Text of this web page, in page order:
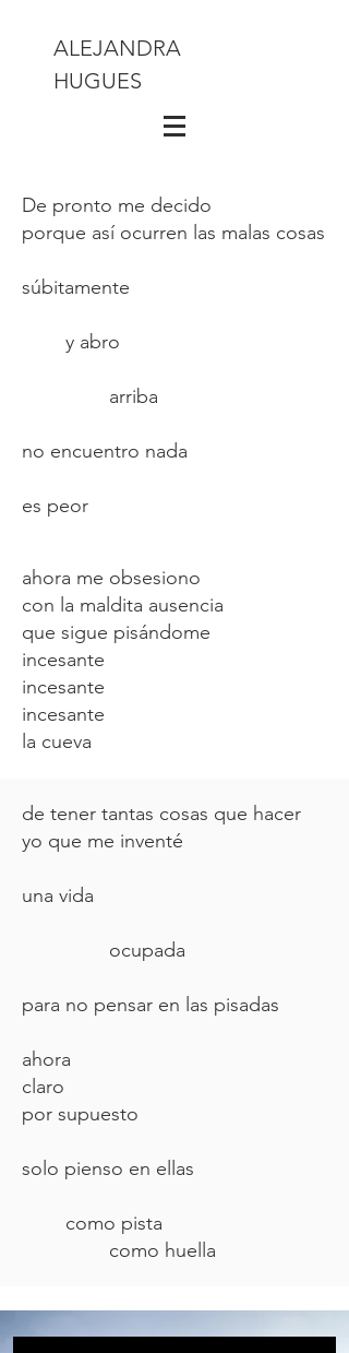
ALEJANDRA
HUGUES
De pronto me decido
porque así ocurren las malas cosas
súbitamente
y abro
arriba
no encuentro nada
es peor
ahora me obsesiono
con la maldita ausencia
que sigue pisándome
incesante
incesante
incesante
la cueva
de tener tantas cosas que hacer
yo que me inventé
una vida
ocupada
para no pensar en las pisadas
ahora
claro
por supuesto
solo pienso en ellas
como pista
como huella